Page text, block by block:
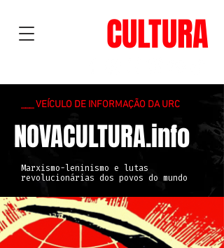
CULTURA
___ VEÍCULO DE INFORMAÇÃO DA URC
NOVACULTURA.info
Marxismo-leninismo e lutas
revolucionárias dos povos do mundo